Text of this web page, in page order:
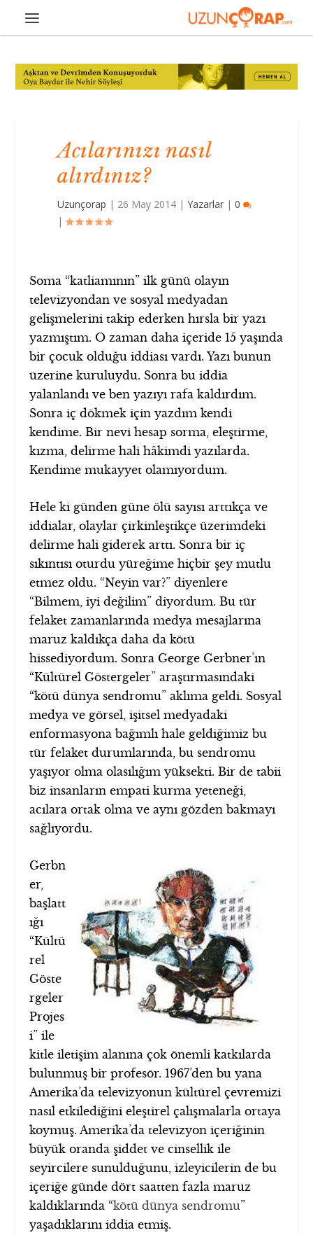
Acılarınızı nasıl
alırdınız?
Uzunçorap | 26 May 2014 |Yazarlar |0
|
Soma “katliamının” ilk günü olayın
televizyondan ve sosyal medyadan
gelişmelerini takip ederken hırsla bir yazı
yazmıştım. O zaman daha içeride 15 yaşında
bir çocuk olduğu iddiası vardı. Yazı bunun
üzerine kuruluydu. Sonra bu iddia
yalanlandı ve ben yazıyı rafa kaldırdım.
Sonra iç dökmek için yazdım kendi
kendime. Bir nevi hesap sorma, eleştirme,
kızma, delirme hali hâkimdi yazılarda.
Kendime mukayyet olamıyordum.
Hele ki günden güne ölü sayısı arttıkça ve
iddialar, olaylar çirkinleştikçe üzerimdeki
delirme hali giderek arttı. Sonra bir iç
sıkıntısı oturdu yüreğime hiçbir şey mutlu
etmez oldu. “Neyin var?” diyenlere
“Bilmem, iyi değilim” diyordum. Bu tür
felaket zamanlarında medya mesajlarına
maruz kaldıkça daha da kötü
hissediyordum. Sonra George Gerbner’ın
“Kültürel Göstergeler” araştırmasındaki
“kötü dünya sendromu” aklıma geldi. Sosyal
medya ve görsel, işitsel medyadaki
enformasyona bağımlı hale geldiğimiz bu
tür felaket durumlarında, bu sendromu
yaşıyor olma olasılığım yüksekti. Bir de tabii
biz insanların empati kurma yeteneği,
acılara ortak olma ve aynı gözden bakmayı
sağlıyordu.
Gerbn
er,
başlatt
ığı
“Kültü
rel
Göste
rgeler
Projes
i” ile
kitle iletişim alanına çok önemli katkılarda
bulunmuş bir profesör. 1967’den bu yana
Amerika’da televizyonun kültürel çevremizi
nasıl etkilediğini eleştirel çalışmalarla ortaya
koymuş. Amerika’da televizyon içeriğinin
büyük oranda şiddet ve cinsellik ile
seyircilere sunulduğunu, izleyicilerin de bu
içeriğe günde dört saatten fazla maruz
kaldıklarında “kötü dünya sendromu”
yaşadıklarını iddia etmiş.